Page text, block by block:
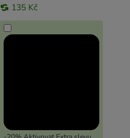
135 Kč